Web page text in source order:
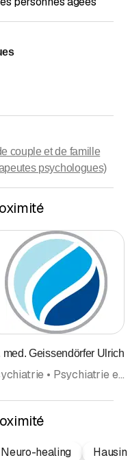
couple et de famille
psychologues)
med. Geissendörfer Ulrich
Psychiatrie • Psychiatrie et psychothérapie • Psychothérapie • Psychothérapie (Général) • Thérapie d'adultes • Psychothérapie (Psychothérapeutes psychologues) • Médecins
Neuro-healing
Hausin